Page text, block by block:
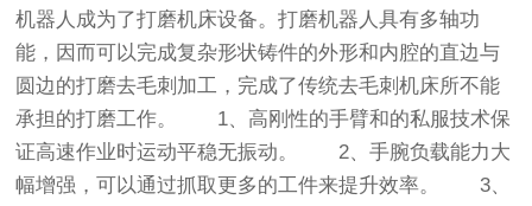
机器人成为了打磨机床设备。打磨机器人具有多轴功
能，因而可以完成复杂形状铸件的外形和内腔的直边与
圆边的打磨去毛刺加工，完成了传统去毛刺机床所不能
承担的打磨工作。 1、高刚性的手臂和的私服技术保
证高速作业时运动平稳无振动。 2、手腕负载能力大
幅增强，可以通过抓取更多的工件来提升效率。 3、